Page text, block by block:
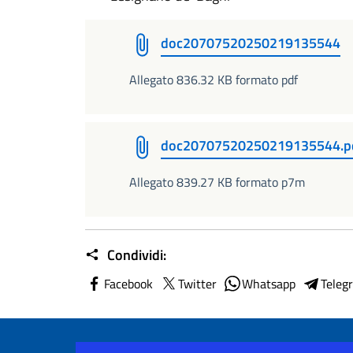
doc20707520250219135544
Allegato 836.32 KB formato pdf
Allegato 839.27 KB formato p7m
Condividi:
Facebook Twitter Whatsapp